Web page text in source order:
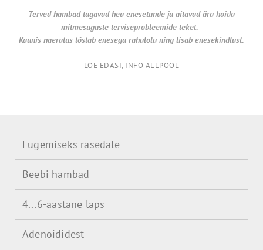
Terved hambad tagavad hea enesetunde ja aitavad ära hoida
mitmesuguste terviseprobleemide teket.
Kaunis naeratus tõstab enesega rahulolu ning lisab enesekindlust.
LOE EDASI, INFO ALLPOOL
Lugemiseks rasedale
Beebi hambad
4...6-aastane laps
Adenoididest